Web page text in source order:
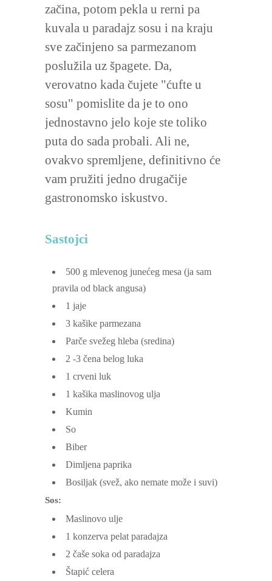
začina, potom pekla u rerni pa
kuvala u paradajz sosu i na kraju
sve začinjeno sa parmezanom
poslužila uz špagete. Da,
verovatno kada čujete "ćufte u
sosu" pomislite da je to ono
jednostavno jelo koje ste toliko
puta do sada probali. Ali ne,
ovakvo spremljene, definitivno će
vam pružiti jedno drugačije
gastronomsko iskustvo.
Sastojci
500 g mlevenog junećeg mesa (ja sam
pravila od black angusa)
1 jaje
3 kašike parmezana
Parče svežeg hleba (sredina)
2 -3 čena belog luka
1 crveni luk
1 kašika maslinovog ulja
Kumin
So
Biber
Dimljena paprika
Bosiljak (svež, ako nemate može i suvi)
Sos:
Maslinovo ulje
1 konzerva pelat paradajza
2 čaše soka od paradajza
Štapić celera